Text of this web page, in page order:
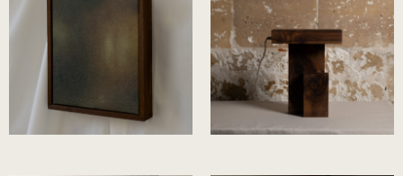
Benjamin Collet Benjamin Fély